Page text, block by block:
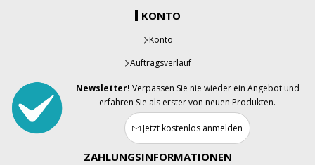
KONTO
Konto
Auftragsverlauf
Newsletter! Verpassen Sie nie wieder ein Angebot und
erfahren Sie als erster von neuen Produkten.
Jetzt kostenlos anmelden
ZAHLUNGSINFORMATIONEN